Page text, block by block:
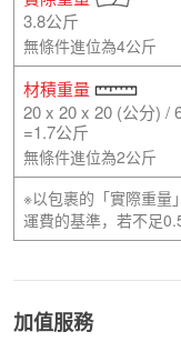
3.8公斤
無條件進位為4公斤
材積重量
20 x 20 x 20 (公分) /
=1.7公斤
無條件進位為2公斤
※以包裹的「實際重量
運費的基準，若不足
加值服務